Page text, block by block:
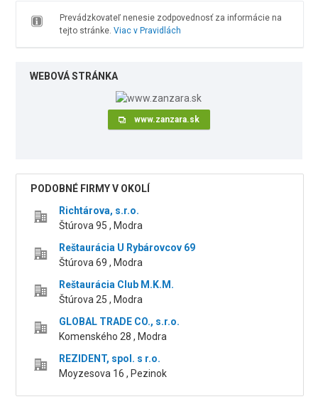
Prevádzkovateľ nenesie zodpovednosť za informácie na
tejto stránke. Viac v Pravidlách
WEBOVÁ STRÁNKA
www.zanzara.sk
PODOBNÉ FIRMY V OKOLÍ
Richtárova, s.r.o.
Štúrova 95 , Modra
Reštaurácia U Rybárovcov 69
Štúrova 69 , Modra
Reštaurácia Club M.K.M.
Štúrova 25 , Modra
GLOBAL TRADE CO., s.r.o.
Komenského 28 , Modra
REZIDENT, spol. s r.o.
Moyzesova 16 , Pezinok